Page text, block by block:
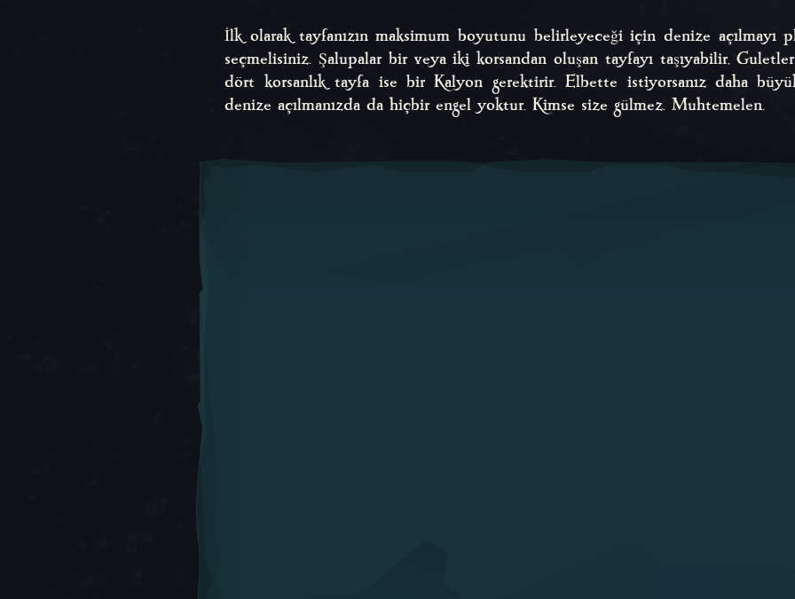
İlk olarak tayfanızın maksimum boyutunu belirleyeceği için denize açılmayı
seçmelisiniz. Şalupalar bir veya iki korsandan oluşan tayfayı taşıyabilir,
dört korsanlık tayfa ise bir Kalyon gerektirir. Elbette istiyorsanız daha
denize açılmanızda da hiçbir engel yoktur. Kimse size gülmez. Muhtemelen.